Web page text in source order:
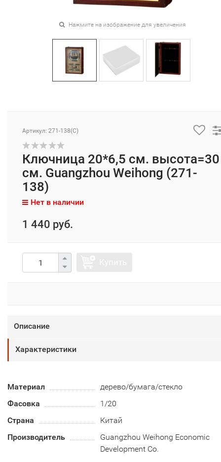
Нажмите на изображение для увеличения
Артикул: 271-138(C)
Ключница 20*6,5 см. высота=30
см. Guangzhou Weihong (271-
138)
Нет в наличии
1 440 руб.
Описание
Характеристики
Материал
дерево/бумага/стекло
Фасовка
1/20
Страна
Китай
Производитель
Guangzhou Weihong Economic
Development Co.